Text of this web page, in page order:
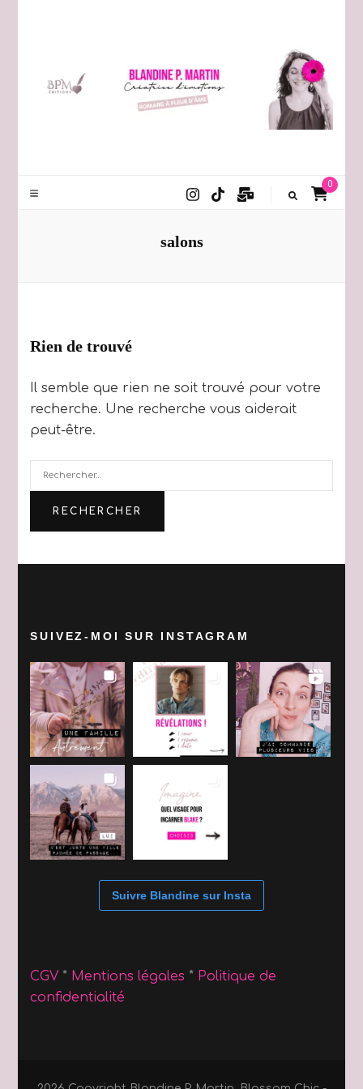
0
salons
Rien de trouvé
Il semble que rien ne soit trouvé pour votre
recherche. Une recherche vous aiderait
peut-être.
Rechercher :
SUIVEZ-MOI SUR INSTAGRAM
Suivre Blandine sur Insta
CGV * Mentions légales * Politique de
confidentialité